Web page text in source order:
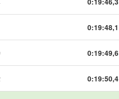
0:19:48,1
0:19:49,6
0:19:50,4